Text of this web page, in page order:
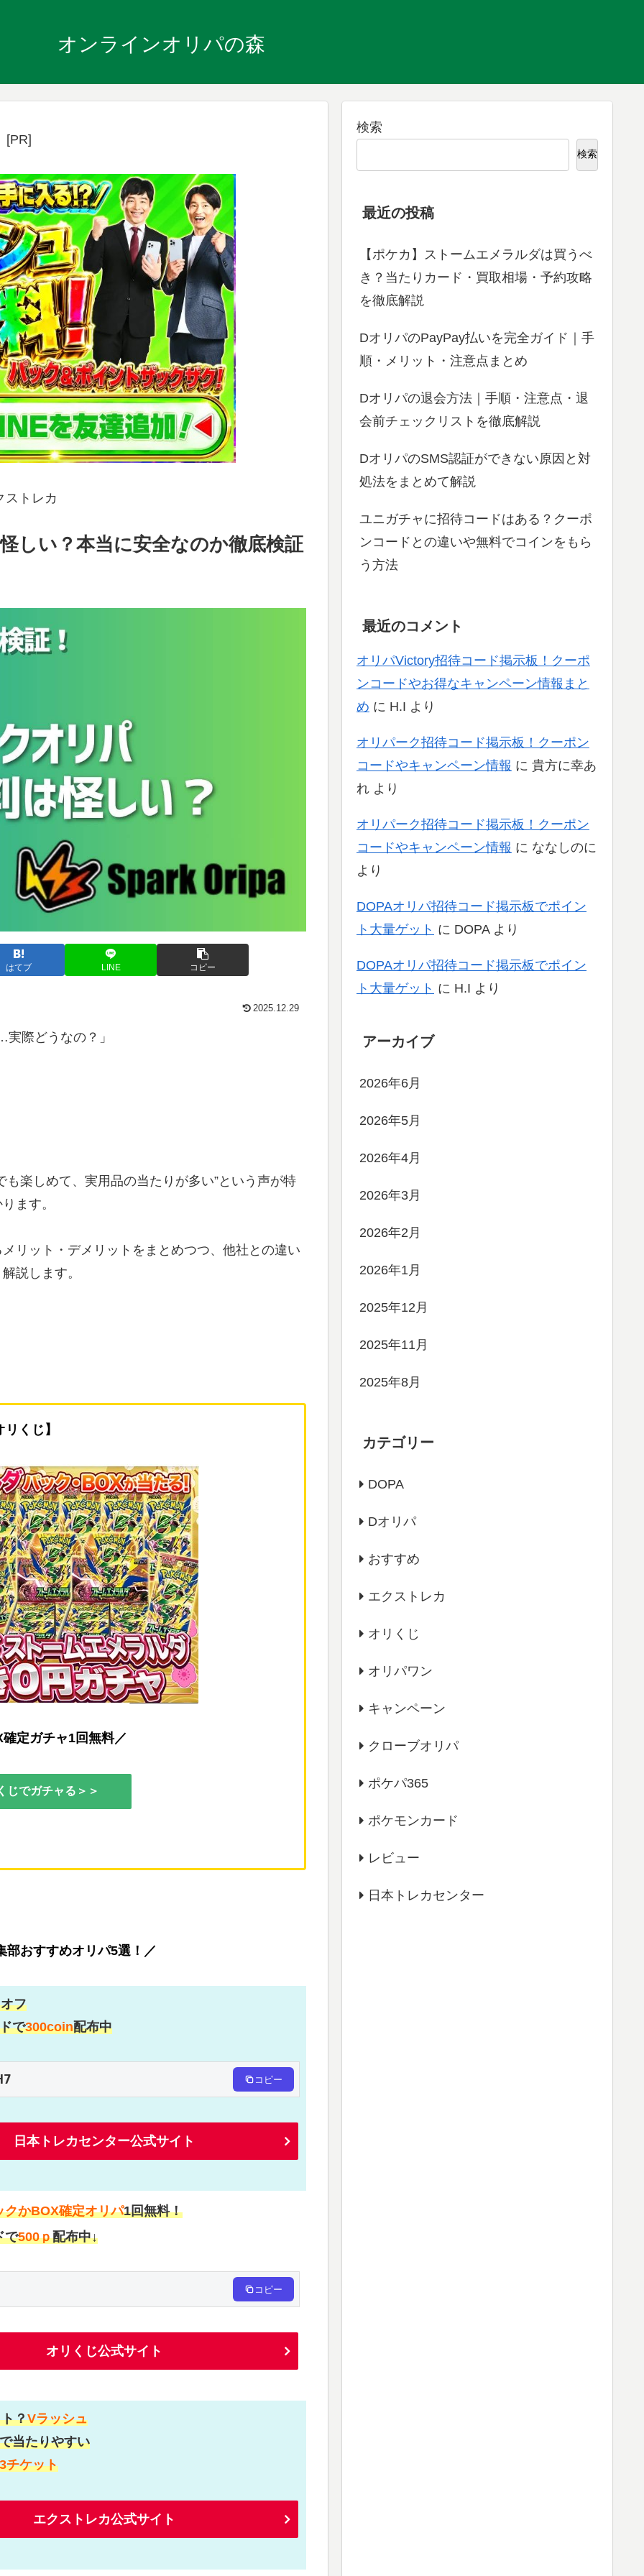
オンラインオリパの森
[PR]
ストレカ
しい？本当に安全なのか徹底検証
はてブ LINE コピー
2025.12.29
際どうなの？」
楽しめて、実用品の当たりが多い”という声が特
ます。
リット・デメリットをまとめつつ、他社との違い
説します。
リくじ】
定ガチャ1回無料／
じでガチャる＞＞
部おすすめオリパ5選！／
オフ
で300coin配布中
コピー
日本トレカセンター公式サイト
クかBOX確定オリパ1回無料！
で500ｐ配布中↓
コピー
オリくじ公式サイト
？Vラッシュ
当たりやすい
3チケット
エクストレカ公式サイト
検索
検索
最近の投稿
【ポケカ】ストームエメラルダは買うべ
き？当たりカード・買取相場・予約攻略
を徹底解説
DオリパのPayPay払いを完全ガイド｜手
順・メリット・注意点まとめ
Dオリパの退会方法｜手順・注意点・退
会前チェックリストを徹底解説
DオリパのSMS認証ができない原因と対
処法をまとめて解説
ユニガチャに招待コードはある？クーポ
ンコードとの違いや無料でコインをもら
う方法
最近のコメント
オリパVictory招待コード掲示板！クーポ
ンコードやお得なキャンペーン情報まと
め に H.I より
オリパーク招待コード掲示板！クーポン
コードやキャンペーン情報 に 貴方に幸あ
れ より
オリパーク招待コード掲示板！クーポン
コードやキャンペーン情報 に ななしのに
より
DOPAオリパ招待コード掲示板でポイン
ト大量ゲット に DOPAより
DOPAオリパ招待コード掲示板でポイン
ト大量ゲット に H.I より
アーカイブ
2026年6月
2026年5月
2026年4月
2026年3月
2026年2月
2026年1月
2025年12月
2025年11月
2025年8月
カテゴリー
DOPA
Dオリパ
おすすめ
エクストレカ
オリくじ
オリパワン
キャンペーン
クローブオリパ
ポケパ365
ポケモンカード
レビュー
日本トレカセンター